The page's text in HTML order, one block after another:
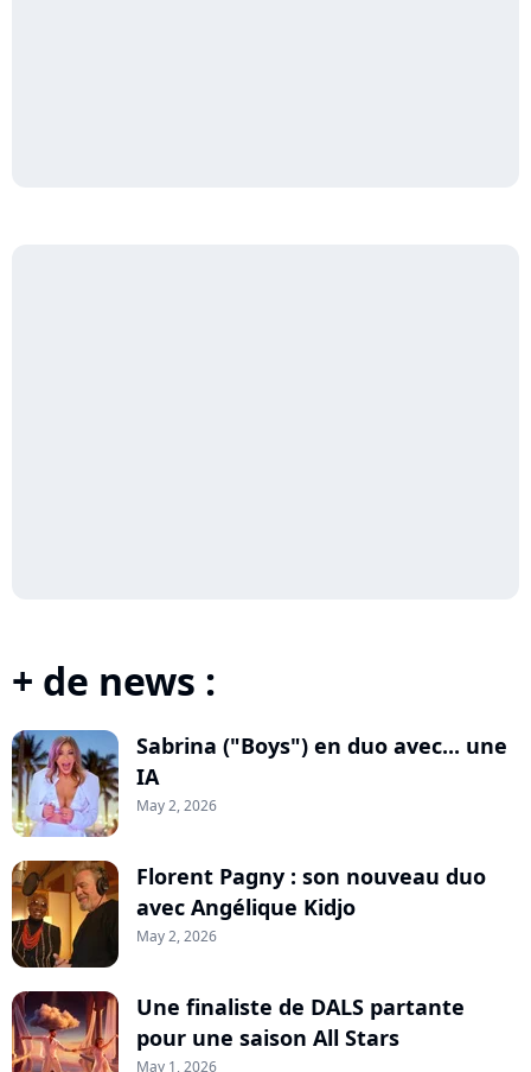
+ de news :
Sabrina ("Boys") en duo avec... une
IA
May 2, 2026
Florent Pagny : son nouveau duo
avec Angélique Kidjo
May 2, 2026
Une finaliste de DALS partante
pour une saison All Stars
May 1, 2026